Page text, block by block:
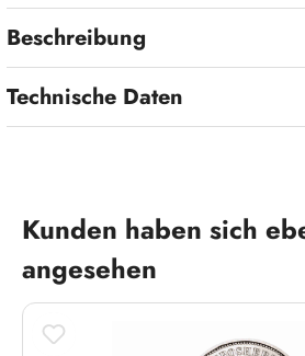
Beschreibung
Technische Daten
Produktgalerie überspringen
Kunden haben sich
angesehen